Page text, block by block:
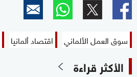
سوق العمل الألماني اقتصاد ألمانيا
الأكثر قراءة